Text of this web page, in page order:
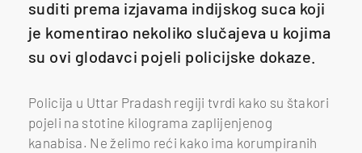
suditi prema izjavama indijskog suca koji
je komentirao nekoliko slučajeva u kojima
su ovi glodavci pojeli policijske dokaze.
Policija u Uttar Pradash regiji tvrdi kako su štakori
pojeli na stotine kilograma zaplijenjenog
kanabisa. Ne želimo reći kako ima korumpiranih